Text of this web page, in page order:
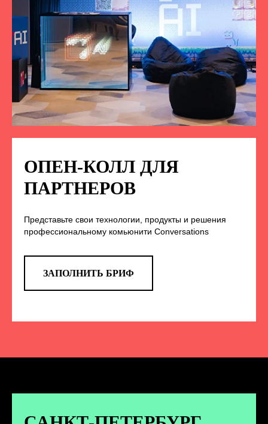
ОПЕН-КОЛЛ ДЛЯ
ПАРТНЕРОВ
Представьте свои технологии, продукты и решения
профессиональному комьюнити Conversations
ЗАПОЛНИТЬ БРИФ
НА НАС В СОЦСЕТЯХ
TELEGRAM
анонс новых спикеров и другие
новости конференции